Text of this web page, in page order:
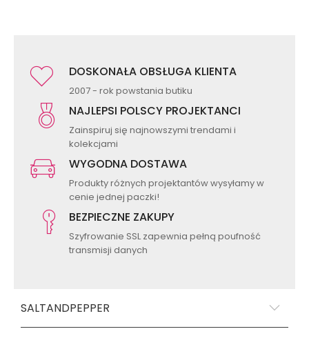
DOSKONAŁA OBSŁUGA KLIENTA
2007 - rok powstania butiku
NAJLEPSI POLSCY PROJEKTANCI
Zainspiruj się najnowszymi trendami i
kolekcjami
WYGODNA DOSTAWA
Produkty różnych projektantów wysyłamy w
cenie jednej paczki!
BEZPIECZNE ZAKUPY
Szyfrowanie SSL zapewnia pełną poufność
transmisji danych
SALTANDPEPPER